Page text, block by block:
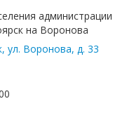
администрации
на Воронова
ул. Воронова, д. 33